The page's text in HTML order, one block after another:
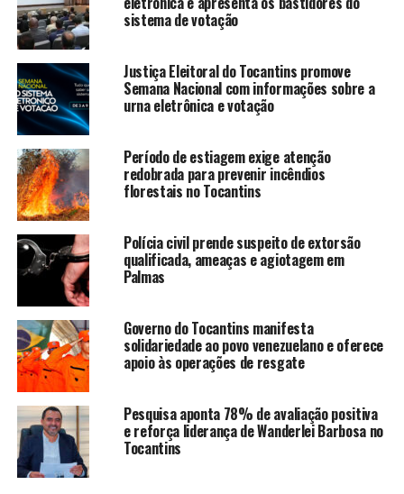
sistema de votação
Justiça Eleitoral do Tocantins promove
Semana Nacional com informações sobre a
urna eletrônica e votação
Período de estiagem exige atenção
redobrada para prevenir incêndios
florestais no Tocantins
Polícia civil prende suspeito de extorsão
qualificada, ameaças e agiotagem em
Palmas
Governo do Tocantins manifesta
solidariedade ao povo venezuelano e oferece
apoio às operações de resgate
Pesquisa aponta 78% de avaliação positiva
e reforça liderança de Wanderlei Barbosa no
Tocantins